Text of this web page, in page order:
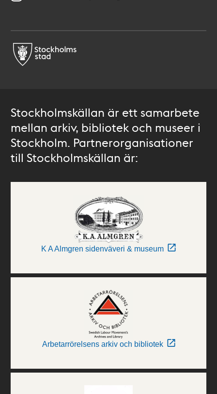
Stockholmskällan är ett samarbete
mellan arkiv, bibliotek och museer i
Stockholm. Partnerorganisationer
till Stockholmskällan är:
K A Almgren sidenväveri & museum
Arbetarrörelsens arkiv och bibliotek